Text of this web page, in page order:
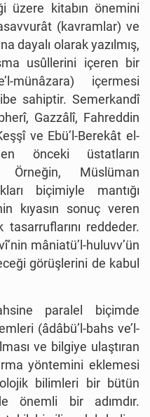
üzere kitabın önemini
(kavramlar) ve
dayalı olarak yazılmış,
usûllerini içeren bir
münâzara) içermesi
sahiptir. Semerkandî
Gazzâlî, Fahreddin
ve Ebü’l-Berekât el-
önceki üstatların
Örneğin, Müslüman
biçimiyle mantığı
kıyasın sonuç veren
tasarruflarını reddeder.
mâniatü’l-huluvv’ün
görüşlerini de kabul
paralel biçimde
(âdâbü’l-bahs ve’l-
ve bilgiye ulaştıran
yöntemini eklemesi
bilimleri bir bütün
önemli bir adımdır.